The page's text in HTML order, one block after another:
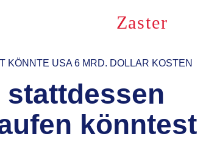
Zaster
KÖNNTE USA 6 MRD. DOLLAR KOSTEN
stattdessen
könntest